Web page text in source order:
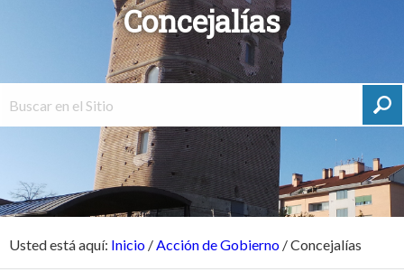
Concejalías
Usted está aquí: Inicio /Acción de Gobierno /Concejalías